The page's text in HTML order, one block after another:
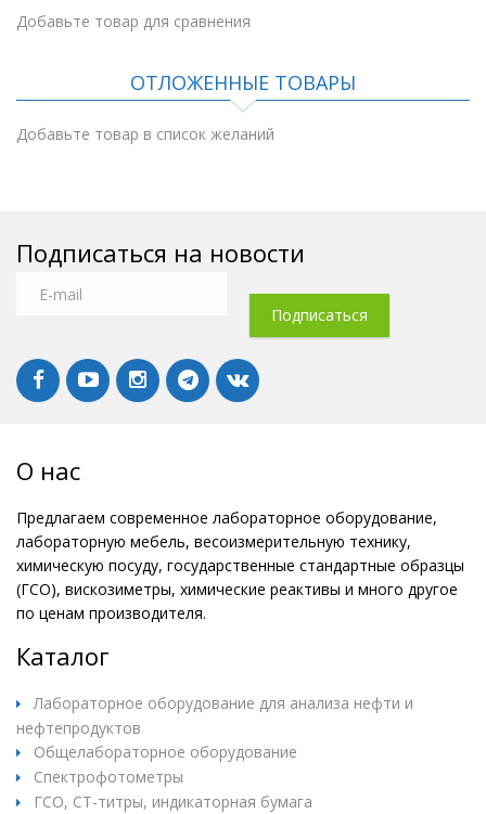
Добавьте товар для сравнения
ОТЛОЖЕННЫЕ ТОВАРЫ
Добавьте товар в список желаний
Подписаться на новости
О нас
Предлагаем современное лабораторное оборудование,
лабораторную мебель, весоизмерительную технику,
химическую посуду, государственные стандартные образцы
(ГСО), вискозиметры, химические реактивы и много другое
по ценам производителя.
Каталог
Лабораторное оборудование для анализа нефти и
нефтепродуктов
Общелабораторное оборудование
Спектрофотометры
ГСО, СТ-титры, индикаторная бумага